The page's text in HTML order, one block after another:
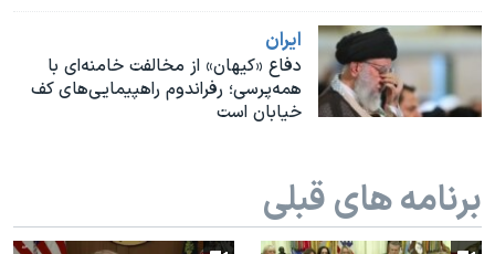
ايران
دفاع «کیهان» از مخالفت خامنه‌ای با
همه‌پرسی؛ رفراندوم راهپیمایی‌های کف
خیابان است
برنامه های قبلی